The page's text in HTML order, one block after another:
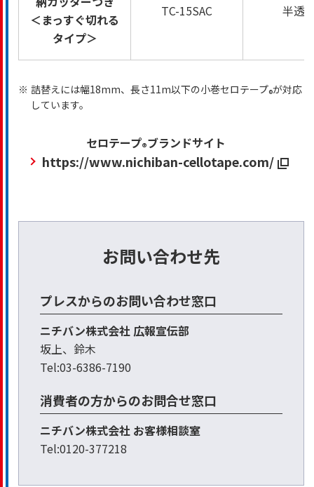
＜まっすぐ切れる
タイプ＞
TC-15SAC 半透
※ 詰替えには幅18mm、長さ11m以下の小巻セロテープ®が対応
しています。
セロテープ®ブランドサイト
https://www.nichiban-cellotape.com/
お問い合わせ先
プレスからのお問い合わせ窓口
ニチバン株式会社 広報宣伝部
坂上、鈴木
Tel:03-6386-7190
消費者の方からのお問合せ窓口
ニチバン株式会社 お客様相談室
Tel:0120-377218